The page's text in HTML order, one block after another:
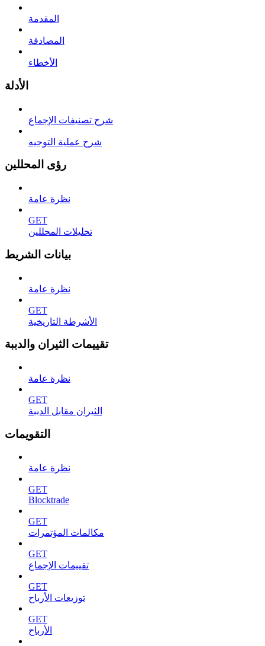
المقدمة
المصادقة
الأخطاء
الأدلة
شرح تصنيفات الإجماع
شرح عملية التوجيه
رؤى المحللين
نظرة عامة
GET
تحليلات المحللين
بيانات الشريط
نظرة عامة
GET
الأشرطة التاريخية
تقييمات الثيران والدببة
نظرة عامة
GET
الثيران مقابل الدببة
التقويمات
نظرة عامة
GET
Blocktrade
GET
مكالمات المؤتمرات
GET
تقييمات الإجماع
GET
توزيعات الأرباح
GET
الأرباح